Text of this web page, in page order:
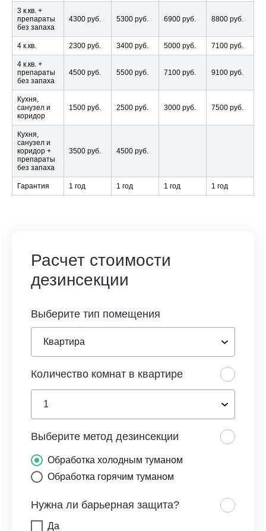
3 к.кв. +
препараты
без запаха
4300 руб. 5300 руб. 6900 руб. 8800 руб.
4 к.кв. 2300 руб. 3400 руб. 5000 руб. 7100 руб.
4 к.кв. +
препараты
без запаха
4500 руб. 5500 руб. 7100 руб. 9100 руб.
Кухня,
санузел и
коридор
1500 руб. 2500 руб. 3000 руб. 7500 руб.
Кухня,
санузел и
коридор +
препараты
без запаха
3500 руб. 4500 руб.
Гарантия 1 год 1 год 1 год 1 год
Расчет стоимости
дезинсекции
Выберите тип помещения
Количество комнат в квартире
Выберите метод дезинсекции
Обработка холодным туманом
Обработка горячим туманом
Нужна ли барьерная защита?
Да